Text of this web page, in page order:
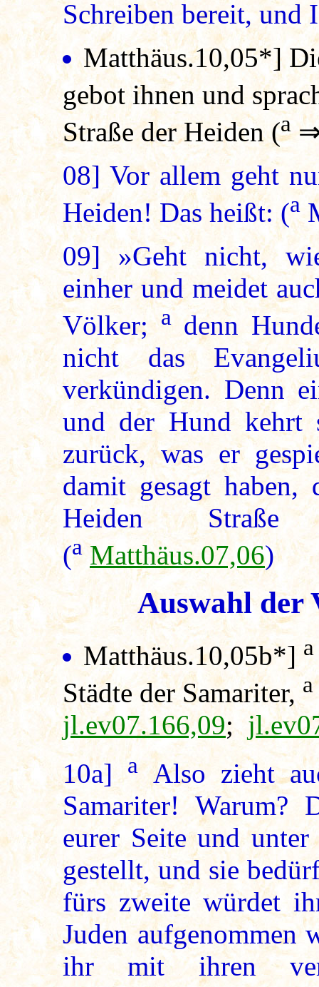
Schreiben bereit, und
Matthäus.10,05*]
gebot ihnen und
Straße der Heiden (a
08] Vor allem geht
Heiden! Das heißt: (a
09] »Geht nicht,
einher und meidet
Völker;adenn
nicht das
verkündigen. Denn
und der Hund kehrt
zurück, was er
damit gesagt
Heiden Straße
(a Matthäus.07,06)
Auswahl der
Matthäus.10,05b*] a
Städte der Samariter,a
jl.ev07.166,09;
10a]
aAlso zieht
Samariter! Warum?
eurer Seite und
gestellt, und sie
fürs zweite würdet
Juden aufgenommen
ihr mit ihren